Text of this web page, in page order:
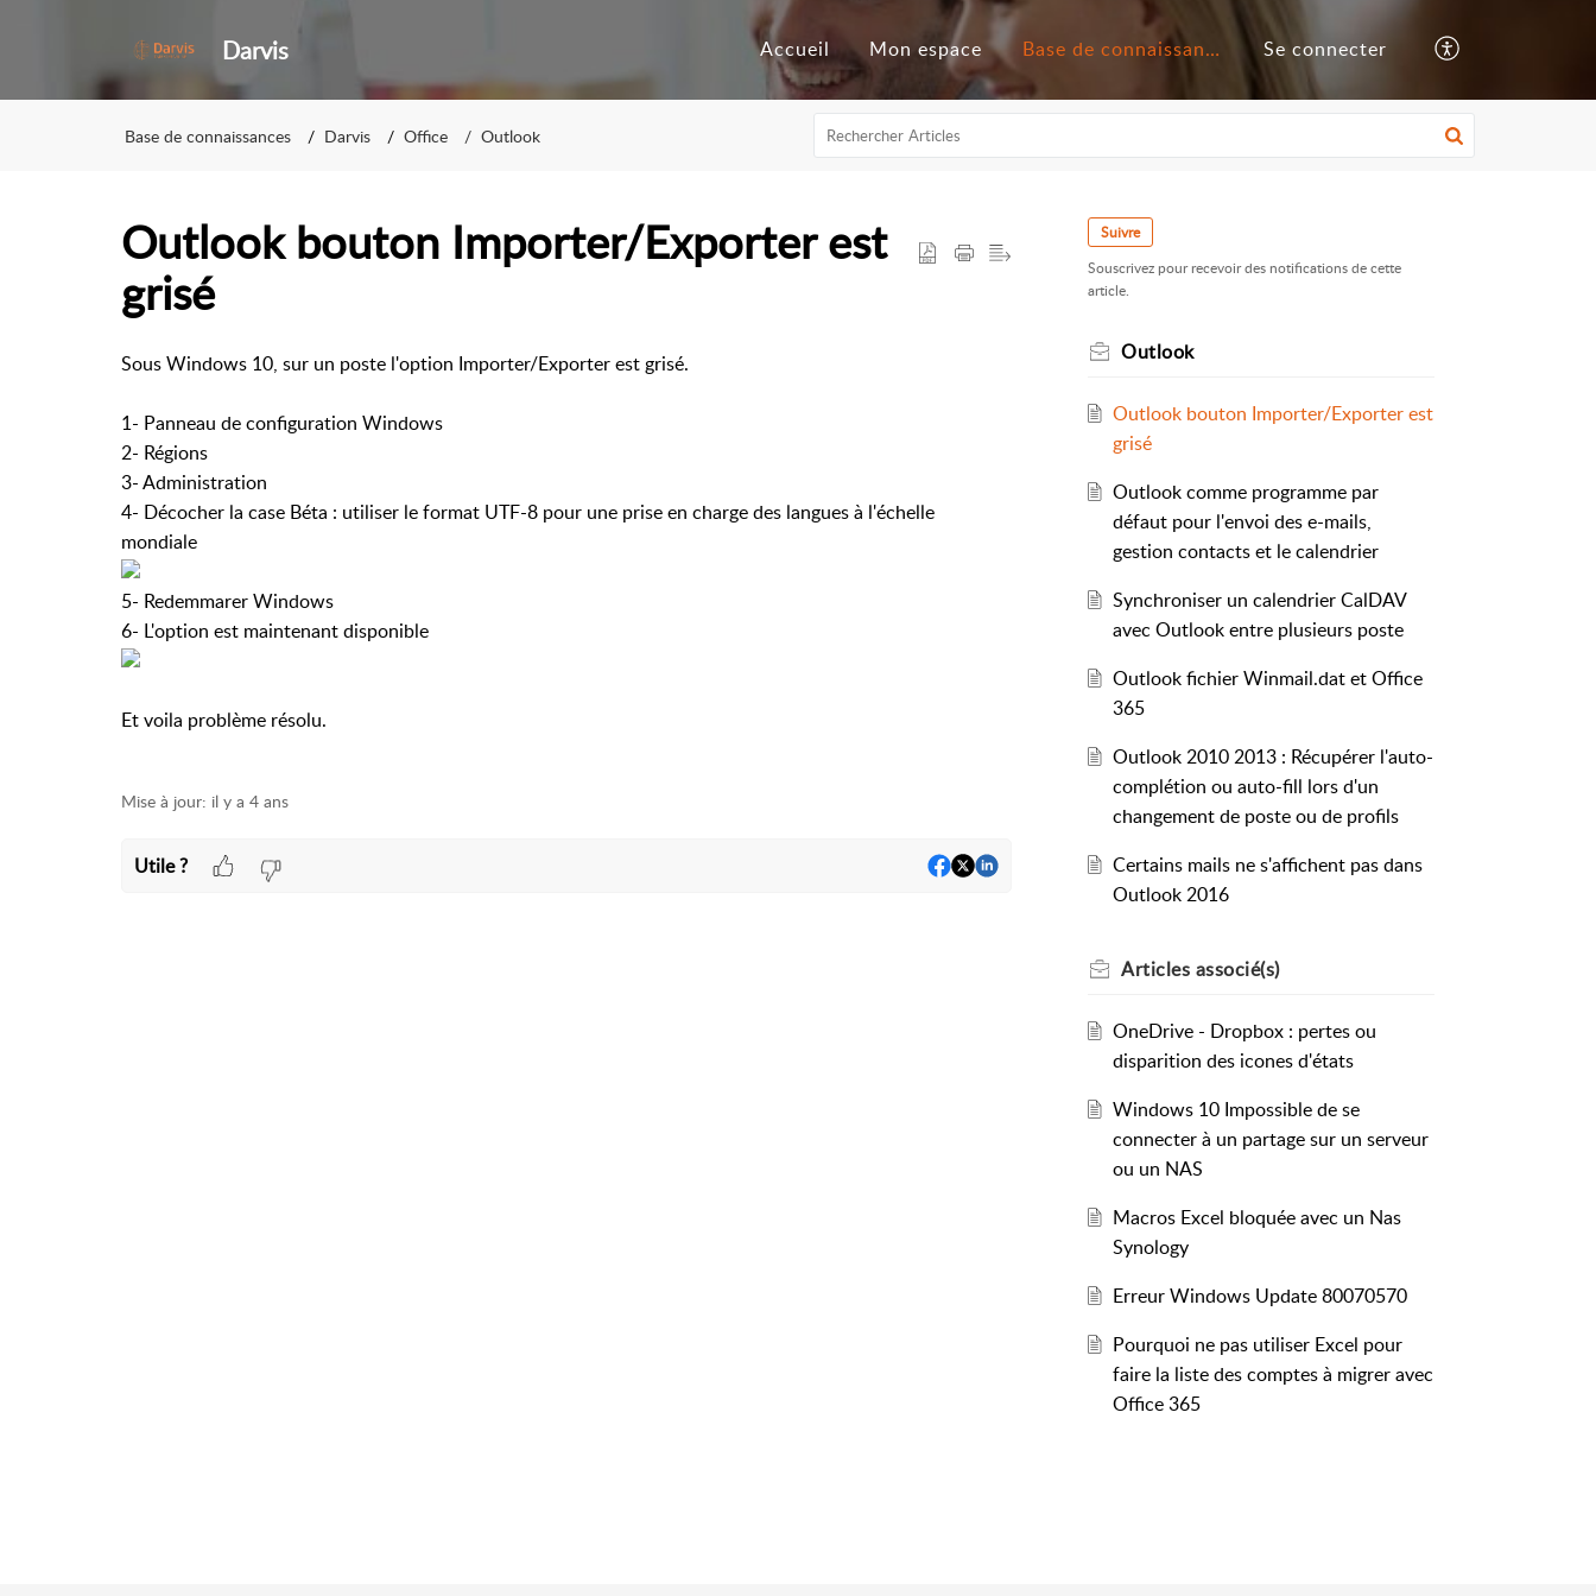
Darvis Accueil Mon espace Base de connaissances Se connecter
Base de connaissances Darvis Office Outlook
Outlook bouton Importer/Exporter est
grisé
Sous Windows 10, sur un poste l'option Importer/Exporter est grisé.
1- Panneau de configuration Windows
2- Régions
3- Administration
4- Décocher la case Béta : utiliser le format UTF-8 pour une prise en charge des langues à l'échelle
mondiale
5- Redemmarer Windows
6- L'option est maintenant disponible
Et voila problème résolu.
Mise à jour: il y a 4 ans
Utile ?
Suivre
Souscrivez pour recevoir des notifications de cette
article.
Outlook
Outlook bouton Importer/Exporter est
grisé
Outlook comme programme par
défaut pour l'envoi des e-mails,
gestion contacts et le calendrier
Synchroniser un calendrier CalDAV
avec Outlook entre plusieurs poste
Outlook fichier Winmail.dat et Office
365
Outlook 2010 2013 : Récupérer l'auto-
complétion ou auto-fill lors d'un
changement de poste ou de profils
Certains mails ne s'affichent pas dans
Outlook 2016
Articles associé(s)
OneDrive - Dropbox : pertes ou
disparition des icones d'états
Windows 10 Impossible de se
connecter à un partage sur un serveur
ou un NAS
Macros Excel bloquée avec un Nas
Synology
Erreur Windows Update 80070570
Pourquoi ne pas utiliser Excel pour
faire la liste des comptes à migrer avec
Office 365